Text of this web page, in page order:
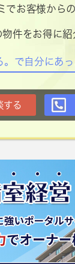
でお客様から
件をお得に紹
。で自分にあ
する